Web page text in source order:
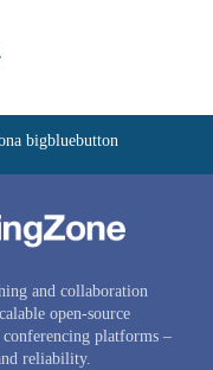
bigbluebutton
and collaboration
open-source
platforms –
reliability.